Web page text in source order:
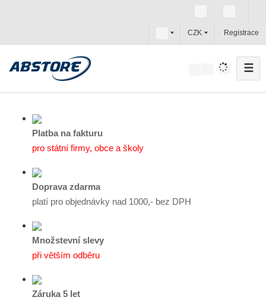
c
z
CZK Registrace
☰
Platba na fakturu
pro státní firmy, obce a školy
Doprava zdarma
platí pro objednávky nad 1000,- bez DPH
Množstevní slevy
při větším odběru
Záruka 5 let